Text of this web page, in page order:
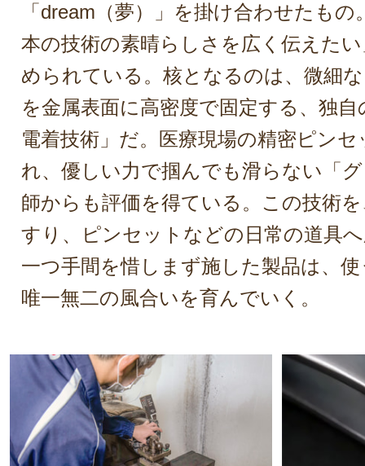
「dream（夢）」を掛け合わせたも
本の技術の素晴らしさを広く伝えた
められている。核となるのは、微細
を金属表面に高密度で固定する、独
電着技術」だ。医療現場の精密ピン
れ、優しい力で掴んでも滑らない「
師からも評価を得ている。この技術
すり、ピンセットなどの日常の道具
一つ手間を惜しまず施した製品は、
唯一無二の風合いを育んでいく。